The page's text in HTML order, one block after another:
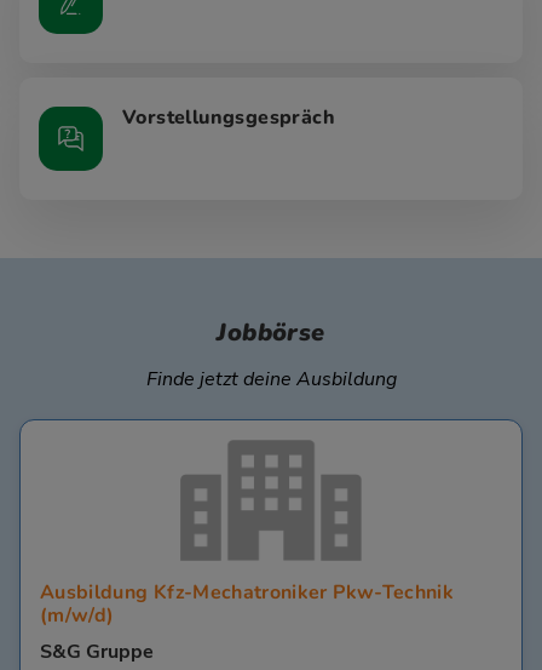
Vorstellungsgespräch
Jobbörse
Finde jetzt deine Ausbildung
Ausbildung Kfz-Mechatroniker Pkw-Technik
(m/w/d)
S&G Gruppe